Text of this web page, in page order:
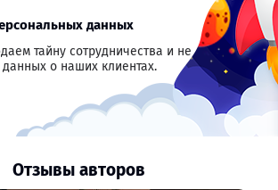
данных
тайну сотрудничества и не
о наших клиентах.
Отзывы авторов